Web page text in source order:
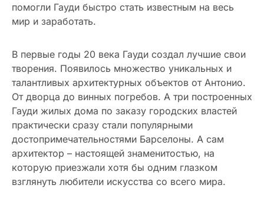
помогли Гауди быстро стать известным на весь
мир и заработать.
В первые годы 20 века Гауди создал лучшие свои
творения. Появилось множество уникальных и
талантливых архитектурных объектов от Антонио.
От дворца до винных погребов. А три построенных
Гауди жилых дома по заказу городских властей
практически сразу стали популярными
достопримечательностями Барселоны. А сам
архитектор – настоящей знаменитостью, на
которую приезжали хотя бы одним глазком
взглянуть любители искусства со всего мира.